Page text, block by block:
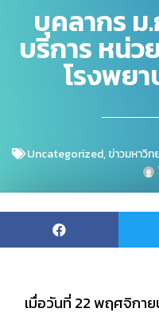
บุคลากร ม
บริการ หน่
โรงพย
Uncategorized,ข่าวมหาวิ
เมื่อวันที่ 22 พฤศจิกา